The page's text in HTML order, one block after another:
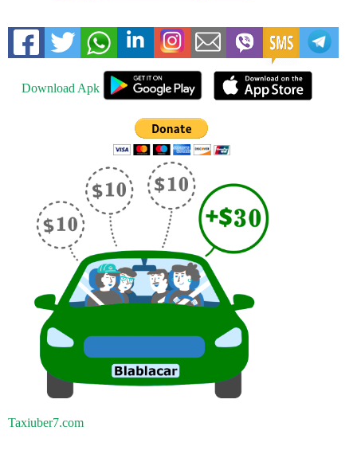
Download Apk
Taxiuber7.com